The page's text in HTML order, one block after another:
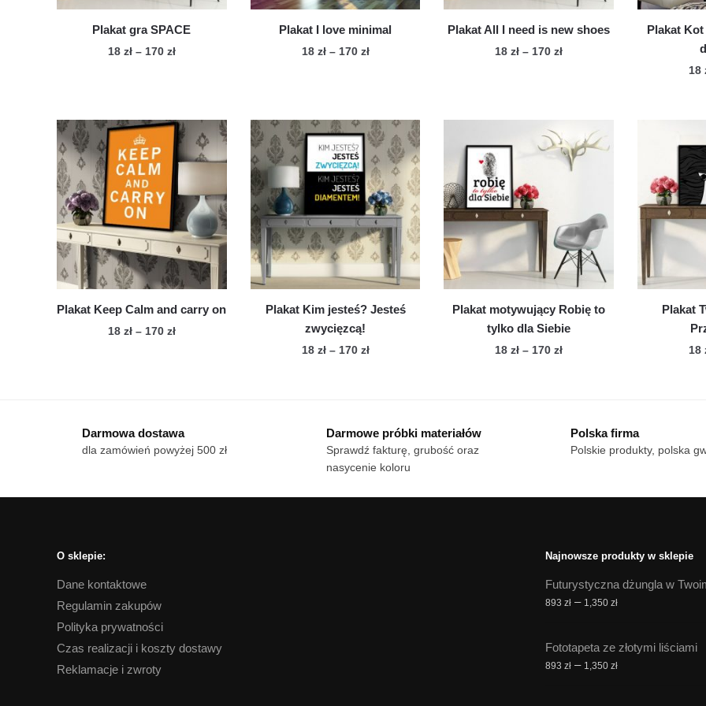
produktu
produktu
Plakat gra SPACE
18 zł – 170 złZakres
do
170 zł
ma
wiele
wariantów.
Opcje
można
wybrać
na
stronie
produktu
Plakat I love minimal
18 zł – 170 złZakres
do
170 zł
ma
wiele
wariantów.
Opcje
można
wybrać
na
stronie
produktu
Plakat All I need is new shoes
18zł – 170złZakres
170 zł
ma
wiele
wariantów.
można
wybrać
na
stronie
produktu
Plakat
18
Plakat Keep Calm and carry on
18 zł – 170 złZakres
wariantów.
Opcje
wybrać
Plakat Kim jesteś? Jesteś
zwycięzcą!
18 zł – 170 złZakres
170 zł
wiele
wariantów.
Opcje
można
Plakat motywujący Robię to
tylko dla Siebie
18zł – 170złZakres
170 zł
wariantów.
można
stronie
Plakat
18
Darmowa dostawa
dla zamówień powyżej 500 zł
Darmowe próbki materiałów
Sprawdź fakturę, grubość oraz
nasycenie koloru
Polska firma
Polskie produkty, polska
O sklepie:
Dane kontaktowe
Regulamin zakupów
Polityka prywatności
Czas realizacji i koszty dostawy
Reklamacje i zwroty
Najnowsze produkty w sklepie
Futurystyczna dżungla w
893 zł – 1,350 złZakres
893 zł
Fototapeta ze złotymi liściami
893 zł – 1,350 złZakres